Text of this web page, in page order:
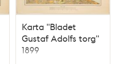
Karta "Bladet
Gustaf Adolfs torg"
1899